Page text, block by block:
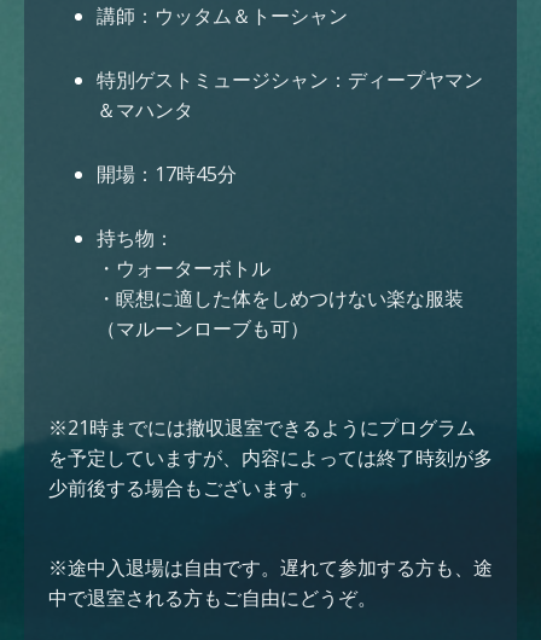
講師：ウッタム＆トーシャン
特別ゲストミュージシャン：ディープヤマン
＆マハンタ
開場：17時45分
持ち物：
・ウォーターボトル
・瞑想に適した体をしめつけない楽な服装
（マルーンローブも可）
※21時までには撤収退室できるようにプログラム
を予定していますが、内容によっては終了時刻が多
少前後する場合もございます。
※途中入退場は自由です。遅れて参加する方も、途
中で退室される方もご自由にどうぞ。